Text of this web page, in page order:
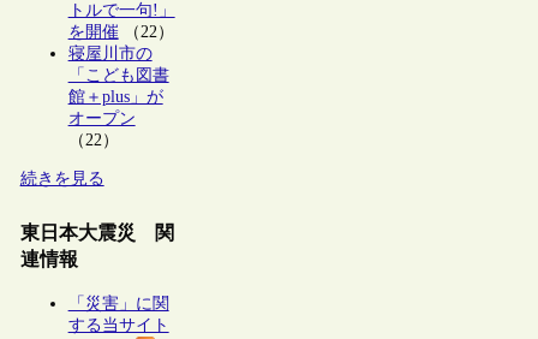
トルで一句!」
を開催（22）
寝屋川市の
「こども図書
館＋plus」が
オープン
（22）
続きを見る
東日本大震災 関
連情報
「災害」に関
する当サイト